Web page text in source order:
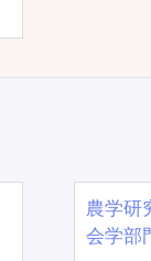
農学
会学部